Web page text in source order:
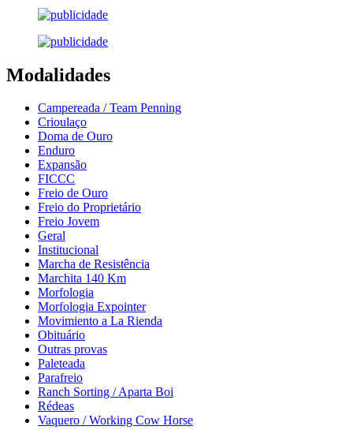
Modalidades
Campereada / Team Penning
Crioulaço
Doma de Ouro
Enduro
Expansão
FICCC
Freio de Ouro
Freio do Proprietário
Freio Jovem
Geral
Institucional
Marcha de Resistência
Marchita 140 Km
Morfologia
Morfologia Expointer
Movimiento a La Rienda
Obituário
Outras provas
Paleteada
Parafreio
Ranch Sorting / Aparta Boi
Rédeas
Vaquero / Working Cow Horse